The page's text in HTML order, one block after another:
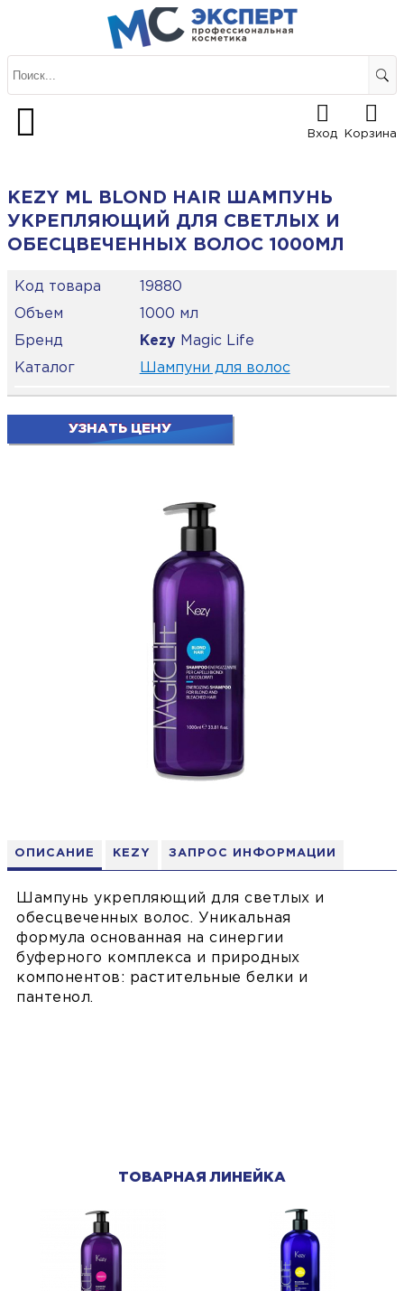
Вход Корзина
ОПИСАНИЕ KEZY ЗАПРОС ИНФОРМАЦИИ
Шампунь укрепляющий для светлых и
обесцвеченных волос. Уникальная
формула основанная на синергии
буферного комплекса и природных
компонентов: растительные белки и
пантенол.
KEZY ML BLOND HAIR ШАМПУНЬ
УКРЕПЛЯЮЩИЙ ДЛЯ СВЕТЛЫХ И
ОБЕСЦВЕЧЕННЫХ ВОЛОС 1000МЛ
Код товара
19880
Объем
1000 мл
Бренд
Kezy Magic Life
Каталог
Шампуни для волос
УЗНАТЬ ЦЕНУ
ТОВАРНАЯ ЛИНЕЙКА